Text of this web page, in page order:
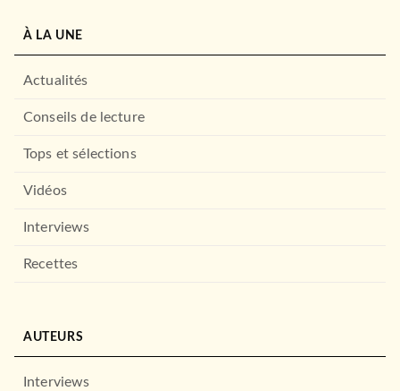
À LA UNE
Actualités
Conseils de lecture
Tops et sélections
Vidéos
Interviews
Recettes
AUTEURS
Interviews